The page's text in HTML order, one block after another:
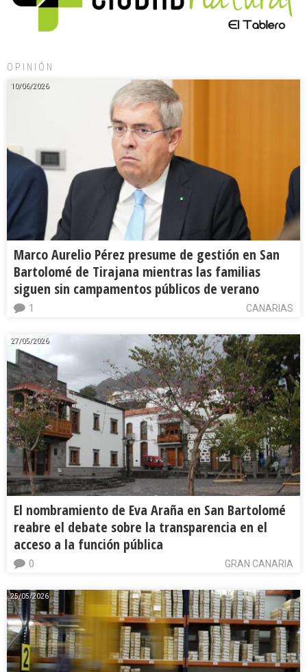
OPINIÓN
10/06/2026
Marco Aurelio Pérez presume de gestión en San
Bartolomé de Tirajana mientras las familias
siguen sin campamentos públicos de verano
CANARIAS
1
27/05/2026
El nombramiento de Eva Araña en San Bartolomé
reabre el debate sobre la transparencia en el
acceso a la función pública
GRAN CANARIA
0
25/05/2026